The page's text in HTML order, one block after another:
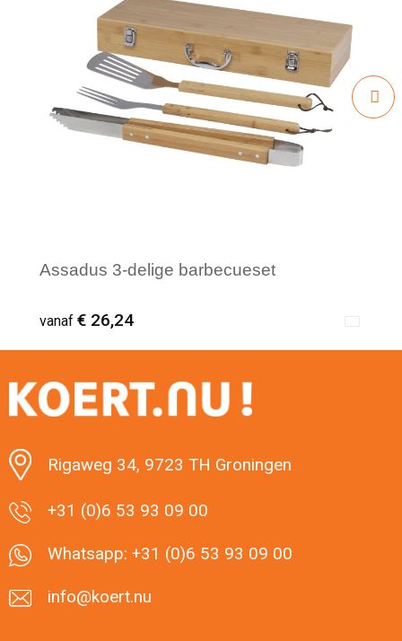
Assadus 3-delige barbecueset
vanaf € 26,24
Minimale afname: 1
Rigaweg 34, 9723 TH Groningen
+31 (0)6 53 93 09 00
Whatsapp: +31 (0)6 53 93 09 00
info@koert.nu